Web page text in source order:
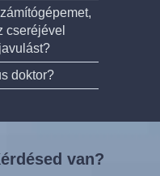
cseréjével
doktor?
van?